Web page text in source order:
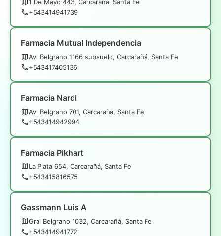
1 De Mayo 443, Carcarañá, Santa Fe
+543414941739
Farmacia Mutual Independencia
Av. Belgrano 1166 subsuelo, Carcarañá, Santa Fe
+543417405136
Farmacia Nardi
Av. Belgrano 701, Carcarañá, Santa Fe
+543414942994
Farmacia Pikhart
La Plata 654, Carcarañá, Santa Fe
+543415816575
Gassmann Luis A
Gral Belgrano 1032, Carcarañá, Santa Fe
+543414941772